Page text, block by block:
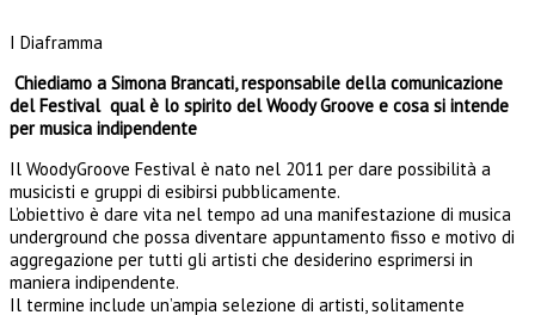
I Diaframma
Chiediamo a Simona Brancati, responsabile della comunicazione
del Festival qual è lo spirito del Woody Groove e cosa si intende
per musica indipendente
Il WoodyGroove Festival è nato nel 2011 per dare possibilità a
musicisti e gruppi di esibirsi pubblicamente.
L’obiettivo è dare vita nel tempo ad una manifestazione di musica
underground che possa diventare appuntamento fisso e motivo di
aggregazione per tutti gli artisti che desiderino esprimersi in
maniera indipendente.
Il termine include un’ampia selezione di artisti, solitamente